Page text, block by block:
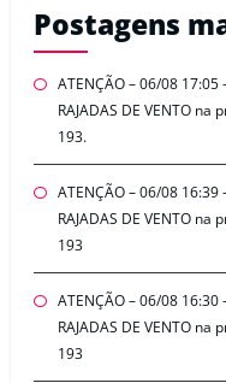
Postagens
ATENÇÃO – 06/08 17:05
RAJADAS DE VENTO
193.
ATENÇÃO – 06/08 16:39
RAJADAS DE VENTO
193
ATENÇÃO – 06/08 16:30
RAJADAS DE VENTO
193